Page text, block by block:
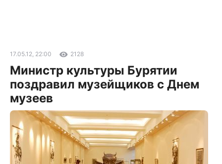
17.05.12, 22:00 2128
Министр культуры Бурятии
поздравил музейщиков с Днем
музеев